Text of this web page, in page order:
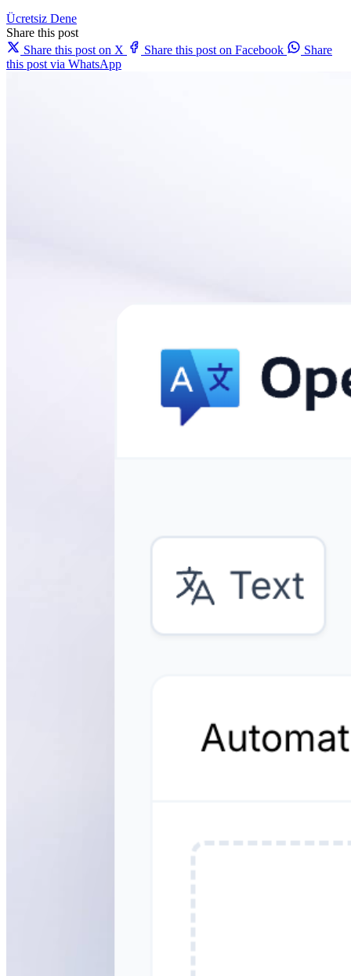
Ücretsiz Dene
Share this post
Share this post on X
Share this post on Facebook
Share
this post via WhatsApp